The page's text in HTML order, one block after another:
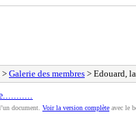
> Galerie des membres > Edouard, la
document. Voir la version complète avec le